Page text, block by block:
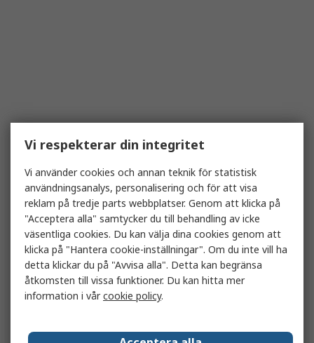
Vi respekterar din integritet
Vi använder cookies och annan teknik för statistisk
användningsanalys, personalisering och för att visa
reklam på tredje parts webbplatser. Genom att klicka på
"Acceptera alla" samtycker du till behandling av icke
väsentliga cookies. Du kan välja dina cookies genom att
klicka på "Hantera cookie-inställningar". Om du inte vill ha
detta klickar du på "Avvisa alla". Detta kan begränsa
åtkomsten till vissa funktioner. Du kan hitta mer
information i vårcookie policy.